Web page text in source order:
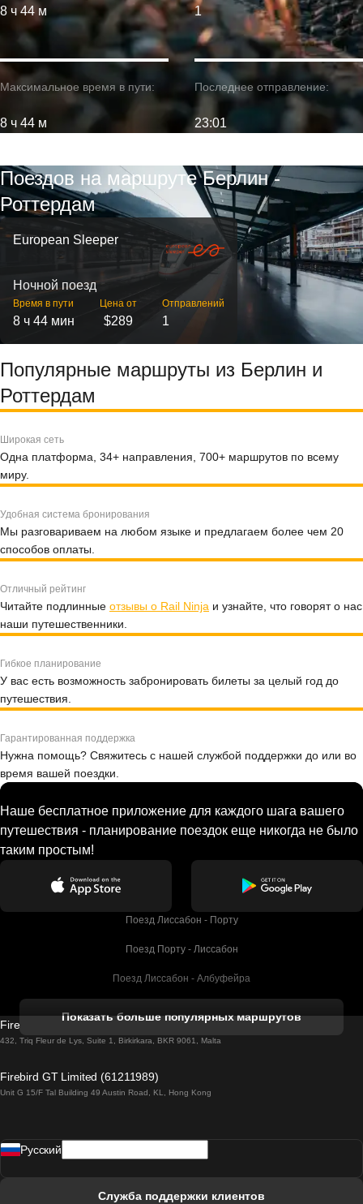
8 ч 44 м
Максимальное время в пути:
8 ч 44 м
1
Последнее отправление:
23:01
Поездов на маршруте Берлин -
Роттердам
European Sleeper
Ночной поезд
Время в пути
8 ч 44 мин
Цена от
$289
Отправлений
1
Популярные маршруты из Берлин и
Роттердам
Широкая сеть
Одна платформа, 34+ направления, 700+ маршрутов по всему
миру.
Удобная система бронирования
Мы разговариваем на любом языке и предлагаем более чем 20
способов оплаты.
Отличный рейтинг
Читайте подлинные отзывы о Rail Ninja и узнайте, что говорят о нас
наши путешественники.
Гибкое планирование
У вас есть возможность забронировать билеты за целый год до
путешествия.
Гарантированная поддержка
Нужна помощь? Свяжитесь с нашей службой поддержки до или во
время вашей поездки.
Наше бесплатное приложение для каждого шага вашего
путешествия - планирование поездок еще никогда не было
таким простым!
Поезд Лиссабон - Порту
Поезд Порту - Лиссабон
Поезд Лиссабон - Албуфейра
Поезд Лиссабон - Лагос
Поезд Лиссабон - Мадрид
Показать больше популярных маршрутов
Firebird GT Limited (OC 1451)
432, Triq Fleur de Lys, Suite 1, Birkirkara, BKR 9061, Malta
Firebird GT Limited (61211989)
Unit G 15/F Tal Building 49 Austin Road, KL, Hong Kong
Pусский
Служба поддержки клиентов